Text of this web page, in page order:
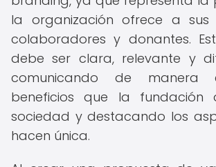
la organización ofrece a sus
colaboradores y donantes.
debe ser clara, relevante y
comunicando de manera
beneficios que la
sociedad y destacando los
hacen única.